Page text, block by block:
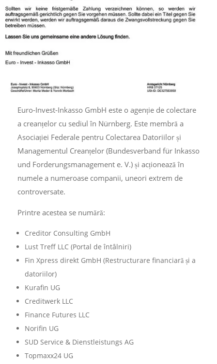
Euro-Invest-Inkasso GmbH este o agenție de colectare
a creanțelor cu sediul în Nürnberg. Este membră a
Asociației Federale pentru Colectarea Datoriilor și
Managementul Creanțelor (Bundesverband für Inkasso
und Forderungsmanagement e. V.) și acționează în
numele a numeroase companii, uneori extrem de
controversate.
Printre acestea se numără:
Creditor Consulting GmbH
Lust Treff LLC (Portal de întâlniri)
Fin Xpress direkt GmbH (Restructurare financiară și a
datoriilor)
Kurafin UG
Creditwerk LLC
Finance Futures LLC
Norifin UG
SUD Service & Dienstleistungs AG
Topmaxx24 UG